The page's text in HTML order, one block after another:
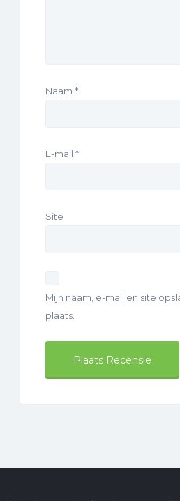
Naam *
E-mail *
Site
Mijn naam, e-mail en site
plaats.